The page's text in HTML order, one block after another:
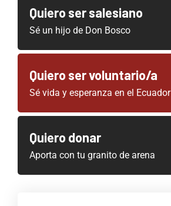
Quiero ser salesiano
Sé un hijo de Don Bosco
Quiero ser voluntario/a
Sé vida y esperanza en el Ecuador
Quiero donar
Aporta con tu granito de arena